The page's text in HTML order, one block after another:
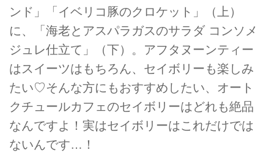
ンド」「イベリコ豚のクロケット」（上）
に、「海老とアスパラガスのサラダ コンソメ
ジュレ仕立て」（下）。アフタヌーンティー
はスイーツはもちろん、セイボリーも楽しみ
たい♡そんな方にもおすすめしたい、オート
クチュールカフェのセイボリーはどれも絶品
なんですよ！実はセイボリーはこれだけでは
ないんです…！